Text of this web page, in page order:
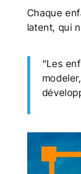
Chaque
latent, qui
“Les